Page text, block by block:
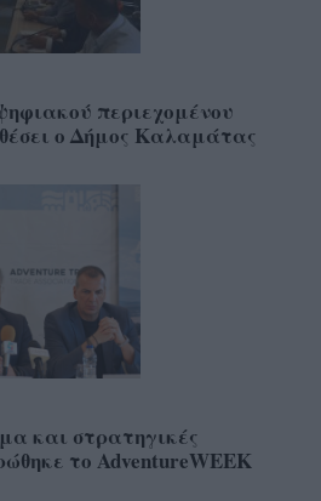
περιεχομένου
ο Δήμος Καλαμάτας
και στρατηγικές
το AdventureWEEK